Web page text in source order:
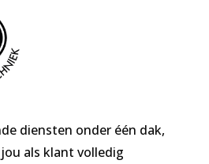
diensten onder één dak,
als klant volledig